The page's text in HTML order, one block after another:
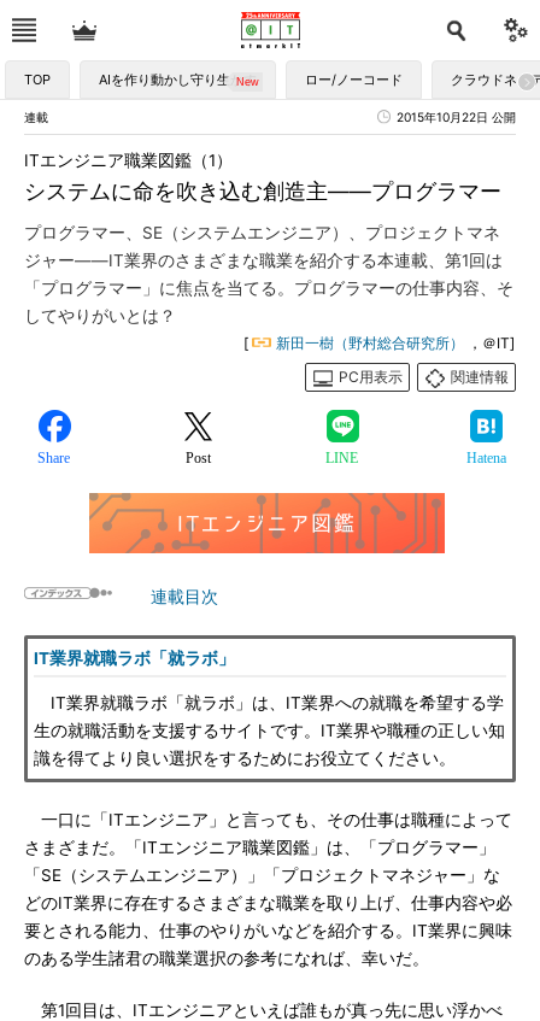
TOP AIを作り動かし守り生かす ロー/ノーコード クラウドネイ
連載 2015年10月22日 公開
システムに命を吹き込む創造主――プログラマー
ITエンジニア職業図鑑（1）
プログラマー、SE（システムエンジニア）、プロジェクトマネ
ジャー――IT業界のさまざまな職業を紹介する本連載、第1回は
「プログラマー」に焦点を当てる。プログラマーの仕事内容、そ
してやりがいとは？
[ 新田一樹（野村総合研究所）
，＠IT]
PC用表示
関連情報
Share Post LINE Hatena
連載目次
IT業界就職ラボ「就ラボ」
IT業界就職ラボ「就ラボ」は、IT業界への就職を希望する学
生の就職活動を支援するサイトです。IT業界や職種の正しい知
識を得てより良い選択をするためにお役立てください。
一口に「ITエンジニア」と言っても、その仕事は職種によって
さまざまだ。「ITエンジニア職業図鑑」は、「プログラマー」
「SE（システムエンジニア）」「プロジェクトマネジャー」な
どのIT業界に存在するさまざまな職業を取り上げ、仕事内容や必
要とされる能力、仕事のやりがいなどを紹介する。IT業界に興味
のある学生諸君の職業選択の参考になれば、幸いだ。
第1回目は、ITエンジニアといえば誰もが真っ先に思い浮かべ